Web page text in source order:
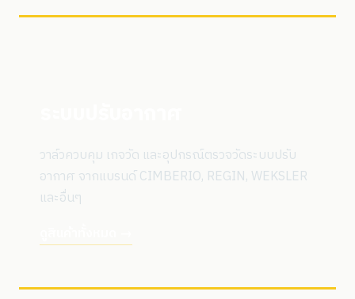
วาล์วควบคุม เกจวัด และอุปกรณ์ตรวจวัดระบบปรับ
อากาศ จากแบรนด์ CIMBERIO, REGIN, WEKSLER
และอื่นๆ